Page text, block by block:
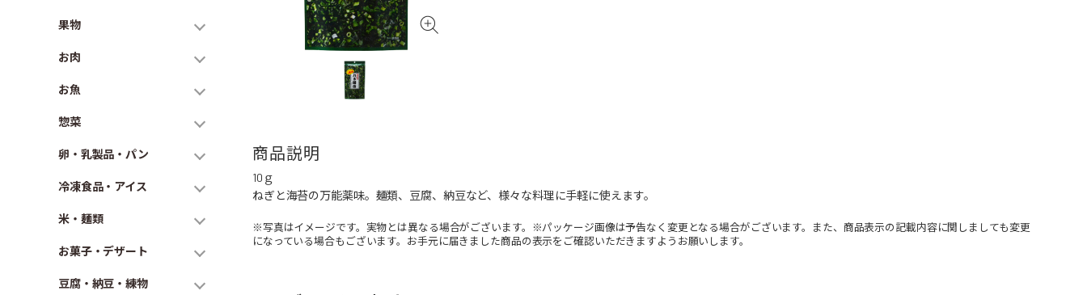
果物
お肉
お魚
惣菜
卵・乳製品・パン
冷凍食品・アイス
米・麺類
お菓子・デザート
豆腐・納豆・練物
商品説明
10ｇ
ねぎと海苔の万能薬味。麺類、豆腐、納豆など、様々な料理に手軽に使えます。
※写真はイメージです。実物とは異なる場合がございます。※パッケージ画像は予告なく変更となる場合がございます。また、商品表示の記載内容に関しましても変更
になっている場合もございます。お手元に届きました商品の表示をご確認いただきますようお願いします。